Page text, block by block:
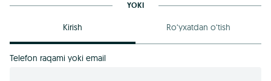
YOKI
Kirish Ro‘yxatdan o‘tish
Telefon raqami yoki email